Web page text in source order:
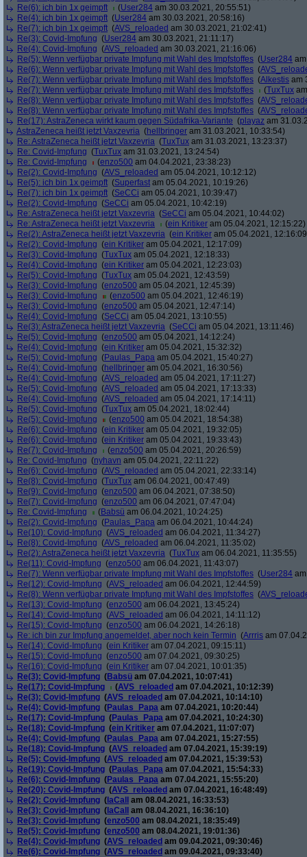
Re(6): ich bin 1x geimpft
(User284 am 30.03.2021, 20:55:51)
Re(4): ich bin 1x geimpft (User284 am 30.03.2021, 20:58:16)
Re(7): ich bin 1x geimpft (AVS_reloaded am 30.03.2021, 21:02:41)
Re(3): Covid-Impfung (User284 am 30.03.2021, 21:11:17)
Re(4): Covid-Impfung (AVS_reloaded am 30.03.2021, 21:16:06)
Re(5): Wenn verfügbar private Impfung mit Wahl des Impfstoffes (User284
Re(6): Wenn verfügbar private Impfung mit Wahl des Impfstoffes (
Re(7): Wenn verfügbar private Impfung mit Wahl des Impfstoffes (Alkestis am
Re(7): Wenn verfügbar private Impfung mit Wahl des Impfstoffes
(TuxTux
Re(8): Wenn verfügbar private Impfung mit Wahl des Impfstoffes (
Re(8): Wenn verfügbar private Impfung mit Wahl des Impfstoffes (
Re(17): AstraZeneca wirkt kaum gegen Südafrika-Variante (playaz am
AstraZeneca heißt jetzt Vaxzevria (hellbringer am 31.03.2021, 10:33:54)
Re: AstraZeneca heißt jetzt Vaxzevria (TuxTux am 31.03.2021, 13:23:37)
Re: Covid-Impfung (TuxTux am 31.03.2021, 13:24:54)
Re: Covid-Impfung
(enzo500 am 04.04.2021, 23:38:23)
Re(2): Covid-Impfung (AVS_reloaded am 05.04.2021, 10:12:12)
Re(5): ich bin 1x geimpft (Superfast am 05.04.2021, 10:19:26)
Re(7): ich bin 1x geimpft (SeCCi am 05.04.2021, 10:39:47)
Re(2): Covid-Impfung (SeCCi am 05.04.2021, 10:42:19)
Re: AstraZeneca heißt jetzt Vaxzevria (SeCCi am 05.04.2021, 10:44:02)
Re: AstraZeneca heißt jetzt Vaxzevria
(ein Kritiker am 05.04.2021, 12:15:22)
Re(2): AstraZeneca heißt jetzt Vaxzevria (ein Kritiker am 05.04.2021,
Re(2): Covid-Impfung (ein Kritiker am 05.04.2021, 12:17:09)
Re(3): Covid-Impfung (TuxTux am 05.04.2021, 12:18:33)
Re(4): Covid-Impfung (ein Kritiker am 05.04.2021, 12:23:03)
Re(5): Covid-Impfung (TuxTux am 05.04.2021, 12:43:59)
Re(3): Covid-Impfung (enzo500 am 05.04.2021, 12:45:39)
Re(3): Covid-Impfung
(enzo500 am 05.04.2021, 12:46:19)
Re(3): Covid-Impfung (enzo500 am 05.04.2021, 12:47:14)
Re(4): Covid-Impfung (SeCCi am 05.04.2021, 13:10:55)
Re(3): AstraZeneca heißt jetzt Vaxzevria (SeCCi am 05.04.2021, 13:11:46)
Re(5): Covid-Impfung (enzo500 am 05.04.2021, 14:12:24)
Re(4): Covid-Impfung (ein Kritiker am 05.04.2021, 15:32:32)
Re(5): Covid-Impfung (Paulas_Papa am 05.04.2021, 15:40:27)
Re(4): Covid-Impfung (hellbringer am 05.04.2021, 16:30:56)
Re(4): Covid-Impfung (AVS_reloaded am 05.04.2021, 17:11:27)
Re(5): Covid-Impfung (AVS_reloaded am 05.04.2021, 17:13:33)
Re(4): Covid-Impfung (AVS_reloaded am 05.04.2021, 17:14:11)
Re(5): Covid-Impfung (TuxTux am 05.04.2021, 18:02:44)
Re(5): Covid-Impfung
(enzo500 am 05.04.2021, 18:54:38)
Re(6): Covid-Impfung (ein Kritiker am 05.04.2021, 19:32:05)
Re(6): Covid-Impfung (ein Kritiker am 05.04.2021, 19:33:43)
Re(7): Covid-Impfung
(enzo500 am 05.04.2021, 20:26:59)
Re: Covid-Impfung (nyhavn am 05.04.2021, 22:11:22)
Re(6): Covid-Impfung (AVS_reloaded am 05.04.2021, 22:33:14)
Re(8): Covid-Impfung (TuxTux am 06.04.2021, 00:47:49)
Re(9): Covid-Impfung (enzo500 am 06.04.2021, 07:38:50)
Re(7): Covid-Impfung (enzo500 am 06.04.2021, 07:47:04)
Re: Covid-Impfung
(Babsü am 06.04.2021, 10:24:25)
Re(2): Covid-Impfung (Paulas_Papa am 06.04.2021, 10:44:24)
Re(10): Covid-Impfung (AVS_reloaded am 06.04.2021, 11:34:27)
Re(8): Covid-Impfung (AVS_reloaded am 06.04.2021, 11:35:02)
Re(2): AstraZeneca heißt jetzt Vaxzevria (TuxTux am 06.04.2021, 11:35:55)
Re(11): Covid-Impfung (enzo500 am 06.04.2021, 11:43:07)
Re(7): Wenn verfügbar private Impfung mit Wahl des Impfstoffes (User284
Re(12): Covid-Impfung (AVS_reloaded am 06.04.2021, 12:44:59)
Re(8): Wenn verfügbar private Impfung mit Wahl des Impfstoffes (
Re(13): Covid-Impfung (enzo500 am 06.04.2021, 13:45:24)
Re(14): Covid-Impfung (AVS_reloaded am 06.04.2021, 14:11:12)
Re(15): Covid-Impfung (enzo500 am 06.04.2021, 14:26:18)
Re: ich bin zur Impfung angemeldet, aber noch kein Termin (Arrris am
Re(14): Covid-Impfung (ein Kritiker am 07.04.2021, 09:15:11)
Re(15): Covid-Impfung (enzo500 am 07.04.2021, 09:30:25)
Re(16): Covid-Impfung (ein Kritiker am 07.04.2021, 10:01:35)
Re(3): Covid-Impfung (Babsü am 07.04.2021, 10:07:41)
Re(17): Covid-Impfung
(AVS_reloaded am 07.04.2021, 10:12:39)
Re(3): Covid-Impfung (AVS_reloaded am 07.04.2021, 10:14:10)
Re(4): Covid-Impfung (Paulas_Papa am 07.04.2021, 10:20:44)
Re(17): Covid-Impfung (Paulas_Papa am 07.04.2021, 10:24:30)
Re(18): Covid-Impfung (ein Kritiker am 07.04.2021, 11:07:07)
Re(4): Covid-Impfung (Paulas_Papa am 07.04.2021, 15:27:55)
Re(18): Covid-Impfung (AVS_reloaded am 07.04.2021, 15:39:19)
Re(5): Covid-Impfung (AVS_reloaded am 07.04.2021, 15:39:53)
Re(19): Covid-Impfung (Paulas_Papa am 07.04.2021, 15:54:33)
Re(6): Covid-Impfung (Paulas_Papa am 07.04.2021, 15:55:20)
Re(20): Covid-Impfung (AVS_reloaded am 07.04.2021, 16:48:49)
Re(2): Covid-Impfung ( laCall
am 08.04.2021, 16:33:53)
Re(3): Covid-Impfung ( laCall
am 08.04.2021, 16:36:10)
Re(3): Covid-Impfung (enzo500 am 08.04.2021, 18:35:49)
Re(5): Covid-Impfung (enzo500 am 08.04.2021, 19:01:36)
Re(4): Covid-Impfung (AVS_reloaded am 09.04.2021, 09:30:46)
Re(6): Covid-Impfung (AVS_reloaded am 09.04.2021, 09:33:40)